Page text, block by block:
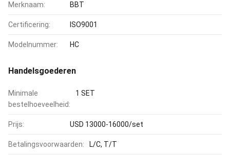
Merknaam: BBT
Certificering: ISO9001
Modelnummer: HC
Handelsgoederen
Minimale
bestelhoeveelheid:
1 SET
Prijs: USD 13000-16000/set
Betalingsvoorwaarden: L/C, T/T